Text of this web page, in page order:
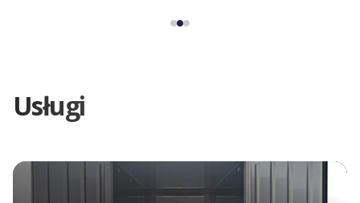
Usługi